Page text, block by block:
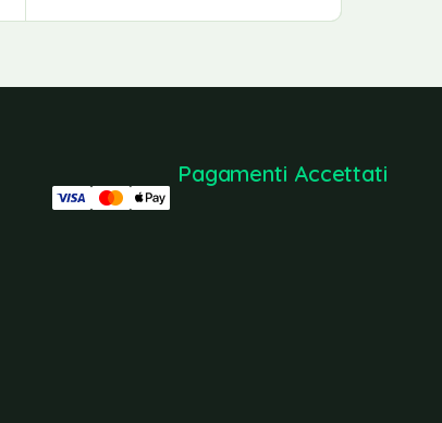
Pagamenti Accettati